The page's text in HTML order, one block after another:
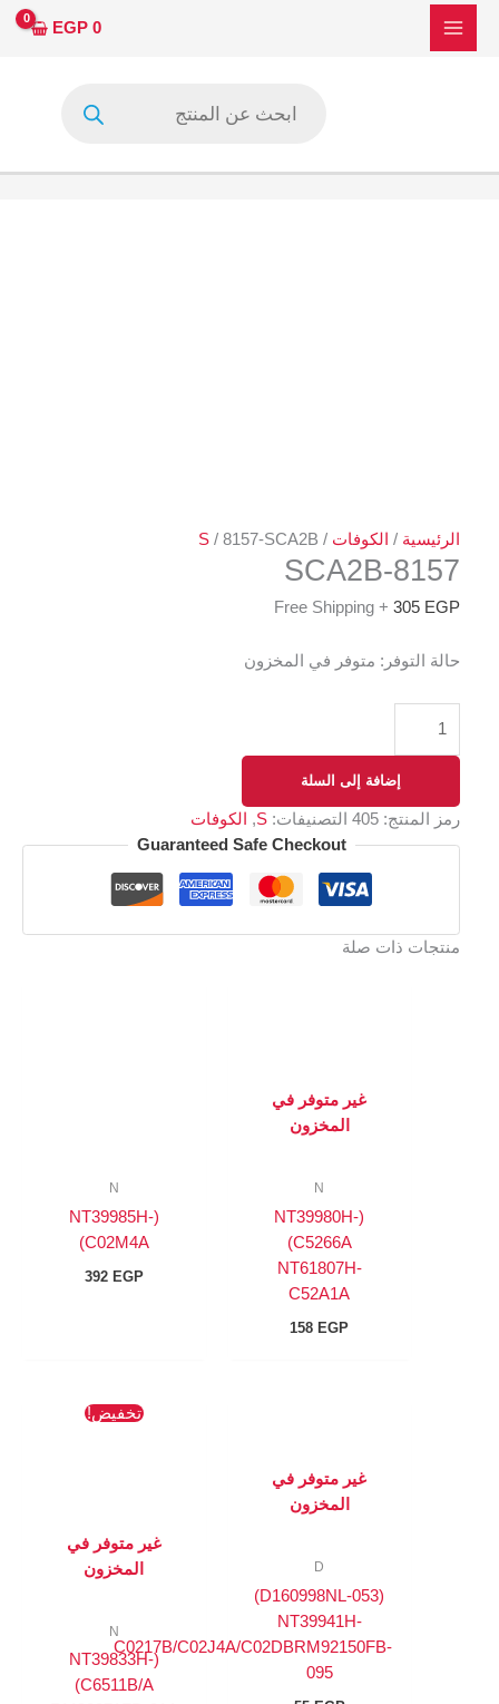
0
EGP
الرئيسية / الكوفات /
S / 8157-SCA2B
8157-SCA2B
305 EGP
+ Free Shipping
حالة التوفر: متوفر في المخزون
إضافة إلى السلة
رمز المنتج: 405 التصنيفات: S
,
الكوفات
Guaranteed Safe Checkout
منتجات ذات صلة
غير متوفر في
المخزون
N
(NT39980H-
C5266A)
NT61807H-
C52A1A
158 EGP
N
(NT39985H-
C02M4A)
392 EGP
غير متوفر في
المخزون
D
(D160998NL-053)
NT39941H-
C0217B/C02J4A/C02DBRM92150FB-
095
تخفيض!
غير متوفر في
المخزون
N
(NT39833H-
C6511B/A)
السعر